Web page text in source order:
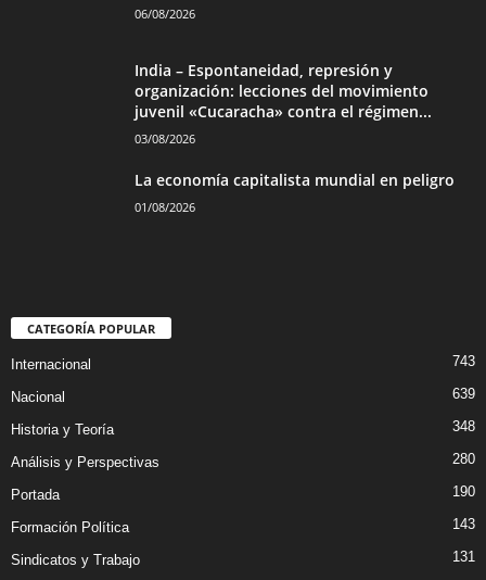
06/08/2026
India – Espontaneidad, represión y
organización: lecciones del movimiento
juvenil «Cucaracha» contra el régimen...
03/08/2026
La economía capitalista mundial en peligro
01/08/2026
CATEGORÍA POPULAR
Internacional 743
Nacional 639
Historia y Teoría 348
Análisis y Perspectivas 280
Portada 190
Formación Política 143
Sindicatos y Trabajo 131